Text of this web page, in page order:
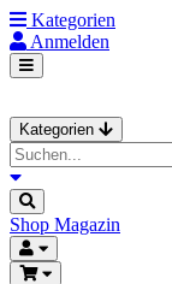
Kategorien
Anmelden
Kategorien
Shop Magazin